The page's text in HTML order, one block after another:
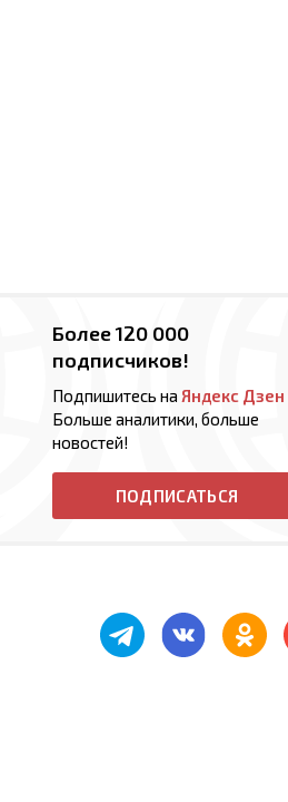
Более 120 000
подписчиков!
Подпишитесь на Яндекс Дзен
Больше аналитики, больше
новостей!
ПОДПИСАТЬСЯ